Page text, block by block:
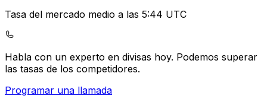
Tasa del mercado medio a las 5:44 UTC
Habla con un experto en divisas hoy. Podemos superar
las tasas de los competidores.
Programar una llamada